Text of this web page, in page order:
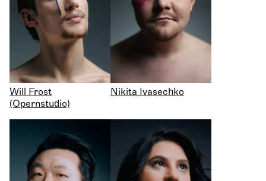
Will Frost
(Opernstudio)
Nikita Ivasechko